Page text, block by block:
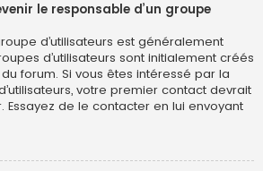
le responsable d’un groupe
d’utilisateurs est généralement
d’utilisateurs sont initialement créés
forum. Si vous êtes intéressé par la
votre premier contact devrait
Essayez de le contacter en lui envoyant